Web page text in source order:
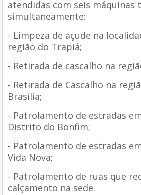
atendidas com seis máquinas
simultaneamente:
- Limpeza de açude na
região do Trapiá;
- Retirada de cascalho na
- Retirada de Cascalho na
Brasília;
- Patrolamento de estradas
Distrito do Bonfim;
- Patrolamento de estradas
Vida Nova;
- Patrolamento de ruas que
calçamento na sede.